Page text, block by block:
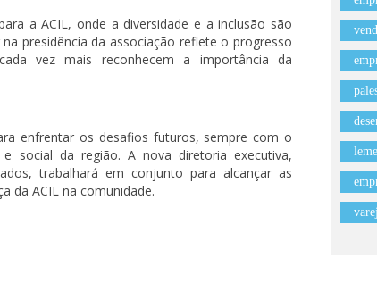
a ACIL, onde a diversidade e a inclusão são
presidência da associação reflete o progresso
vez mais reconhecem a importância da
enfrentar os desafios futuros, sempre com o
social da região. A nova diretoria executiva,
trabalhará em conjunto para alcançar as
da ACIL na comunidade.